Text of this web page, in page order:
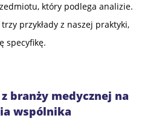
który podlega analizie.
przykłady z naszej praktyki,
specyfikę.
branży medycznej na
wspólnika